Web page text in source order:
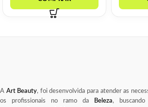
A Art Beauty, foi desenvolvida para atender as
os profissionais no ramo da
Beleza,